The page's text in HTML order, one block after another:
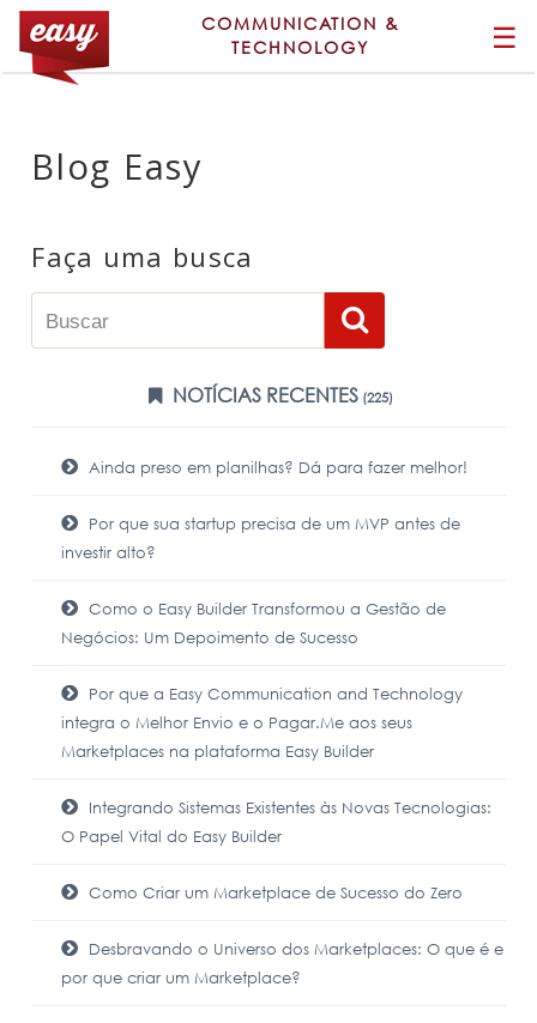
COMMUNICATION &
TECHNOLOGY
☰
Blog Easy
Faça uma busca
NOTÍCIAS RECENTES(225)
Ainda preso em planilhas? Dá para fazer melhor!
Por que sua startup precisa de um MVP antes de
investir alto?
Como o Easy Builder Transformou a Gestão de
Negócios: Um Depoimento de Sucesso
Por que a Easy Communication and Technology
integra o Melhor Envio e o Pagar.Me aos seus
Marketplaces na plataforma Easy Builder
Integrando Sistemas Existentes às Novas Tecnologias:
O Papel Vital do Easy Builder
Como Criar um Marketplace de Sucesso do Zero
Desbravando o Universo dos Marketplaces: O que é e
por que criar um Marketplace?